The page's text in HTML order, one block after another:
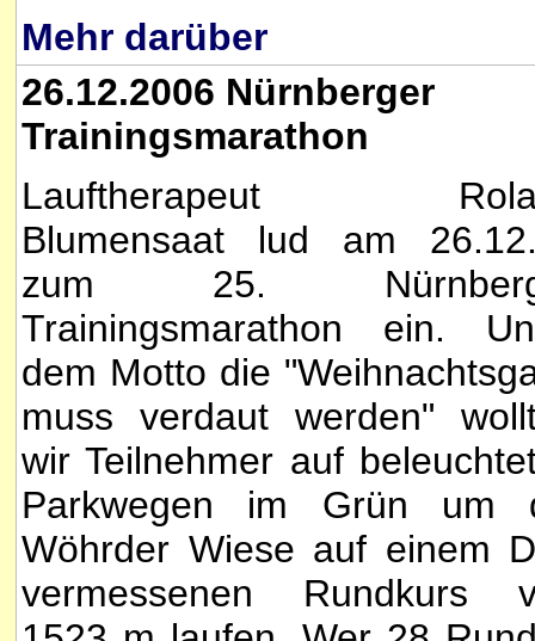
Mehr darüber
26.12.2006 Nürnberger
Trainingsmarathon
Lauftherapeut
Blumensaat lud am
zum 25.
Trainingsmarathon ein.
dem Motto die
muss verdaut werden"
wir Teilnehmer auf
Parkwegen im Grün um
Wöhrder Wiese auf einem
vermessenen Rundkurs